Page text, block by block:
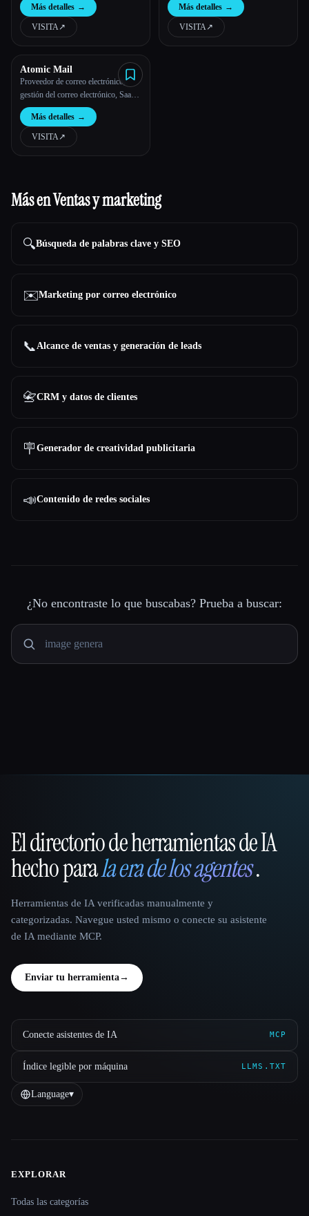
Más detalles →
VISITA↗︎
Más detalles →
VISITA↗︎
Atomic Mail
Proveedor de correo electrónico,
gestión del correo electrónico, SaaS,
correo electrónico cifrado
Más detalles →
VISITA↗︎
Más en Ventas y marketing
🔍Búsqueda de palabras clave y SEO
✉️Marketing por correo electrónico
📞Alcance de ventas y generación de leads
📇CRM y datos de clientes
🪧 Generador de creatividad publicitaria
📣Contenido de redes sociales
¿No encontraste lo que buscabas? Prueba a buscar:
That AI Collection
El directorio de herramientas de IA
hecho parala era de los agentes.
Herramientas de IA verificadas manualmente y
categorizadas. Navegue usted mismo o conecte su asistente
de IA mediante MCP.
Enviar tu herramienta→
Conecte asistentes de IA MCP
Índice legible por máquina LLMS.TXT
Language▾
Site navigation
EXPLORAR
Todas las categorías